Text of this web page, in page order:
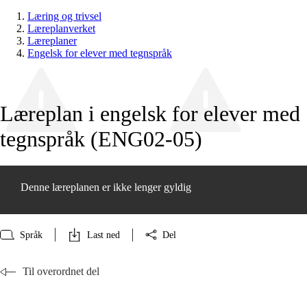
Læring og trivsel
Læreplanverket
Læreplaner
Engelsk for elever med tegnspråk
Læreplan i engelsk for elever med
tegnspråk (ENG02‑05)
Denne læreplanen er ikke lenger gyldig
Språk Last ned Del
Til overordnet del